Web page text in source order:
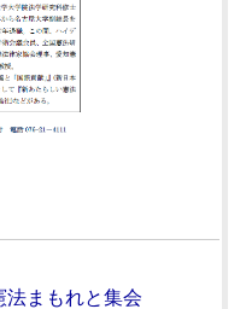
法まもれと集会